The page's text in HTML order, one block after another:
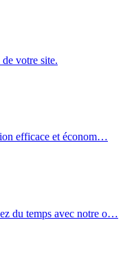
votre site.
efficace et économ…
du temps avec notre o…